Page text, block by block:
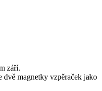
září.
dvě magnetky vzpěraček jako